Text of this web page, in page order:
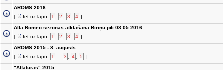
AROMS 2016
[
Iet uz lapu: 1 2 3 4 ]
Alfa Romeo sezonas atklāšana Bīriņu pilī 08.05.2016
[
Iet uz lapu: 1 2 3 4 ]
AROMS 2015 - 8. augusts
[
Iet uz lapu: 1 3 4 5 ]
"Alfaturas" 2015